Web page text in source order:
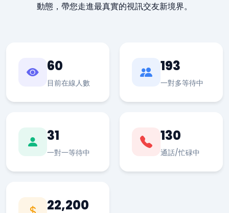
動態，帶您走進最真實的視訊交友新境界。
60
目前在線人數
193
一對多等待中
31
一對一等待中
130
通話/忙碌中
22,200